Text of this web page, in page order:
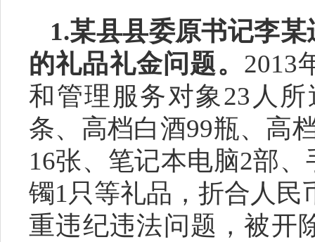
1.某县县委原书记李
的礼品礼金问题。 2013
和管理服务对象 23人
条、高档白酒99瓶、高
16张、笔记本电脑2部、
镯1只等礼品 ， 折合人民
重违纪违法问题，被开